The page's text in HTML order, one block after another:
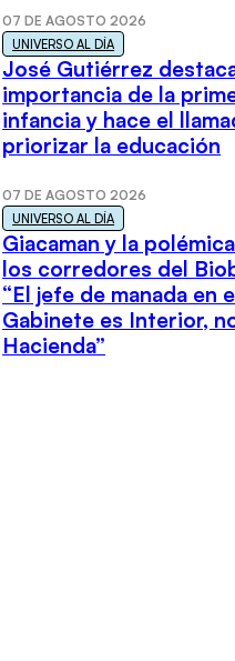
07 DE AGOSTO 2026
UNIVERSO AL DÍA
José Gutiérrez
importancia de la
infancia y hace el
priorizar la educación
07 DE AGOSTO 2026
UNIVERSO AL DÍA
Giacaman y la
los corredores del
“El jefe de manada en
Gabinete es Interior,
Hacienda”